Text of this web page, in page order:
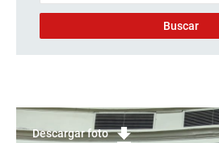
Descargar foto